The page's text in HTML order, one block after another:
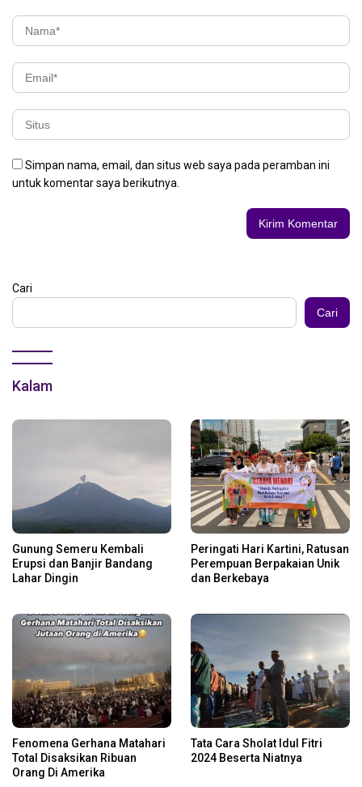
Simpan nama, email, dan situs web saya pada peramban ini
untuk komentar saya berikutnya.
Cari
Cari
Kalam
Gunung Semeru Kembali
Erupsi dan Banjir Bandang
Lahar Dingin
Peringati Hari Kartini, Ratusan
Perempuan Berpakaian Unik
dan Berkebaya
Fenomena Gerhana Matahari
Total Disaksikan Ribuan
Orang Di Amerika
Tata Cara Sholat Idul Fitri
2024 Beserta Niatnya